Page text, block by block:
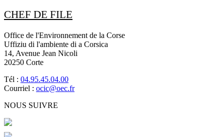
CHEF DE FILE
Office de l'Environnement de la Corse
Uffiziu di l'ambiente di a Corsica
14, Avenue Jean Nicoli
20250 Corte
Tél : 04.95.45.04.00
Courriel : ocic@oec.fr
NOUS SUIVRE